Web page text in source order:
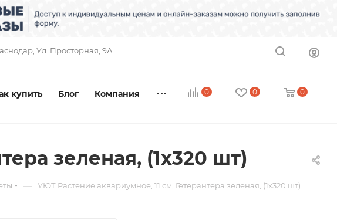
​Ул. Просторная, 9А
0 0 0
купить Блог Компания
зеленая, (1х320 шт)
— УЮТ Растение аквариумное, 11 см, Гетерантера зеленая, (1х320 шт)